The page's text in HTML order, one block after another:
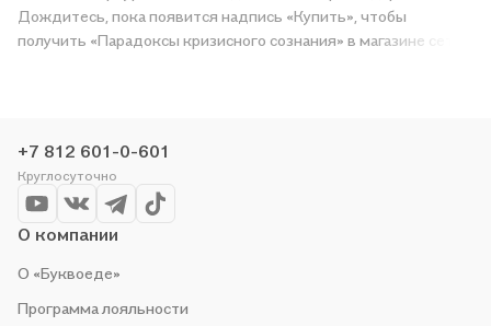
Дождитесь, пока появится надпись «Купить», чтобы
получить «Парадоксы кризисного сознания» в магазине сети
выгоду!
+7 812 601-0-601
Круглосуточно
О компании
О «Буквоеде»
Программа лояльности